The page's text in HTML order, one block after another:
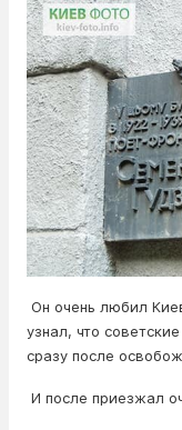
Он очень любил
узнал, что
сразу после
И после приезжал